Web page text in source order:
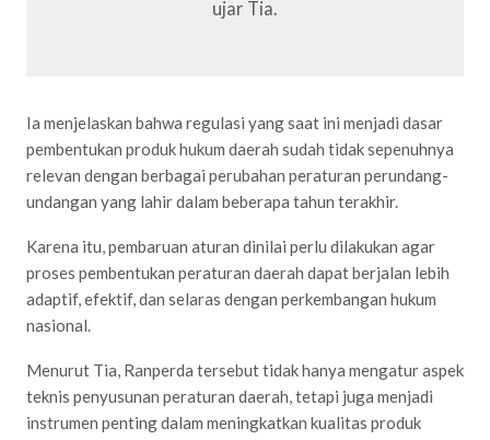
ujar Tia.
Ia menjelaskan bahwa regulasi yang saat ini menjadi dasar
pembentukan produk hukum daerah sudah tidak sepenuhnya
relevan dengan berbagai perubahan peraturan perundang-
undangan yang lahir dalam beberapa tahun terakhir.
Karena itu, pembaruan aturan dinilai perlu dilakukan agar
proses pembentukan peraturan daerah dapat berjalan lebih
adaptif, efektif, dan selaras dengan perkembangan hukum
nasional.
Menurut Tia, Ranperda tersebut tidak hanya mengatur aspek
teknis penyusunan peraturan daerah, tetapi juga menjadi
instrumen penting dalam meningkatkan kualitas produk